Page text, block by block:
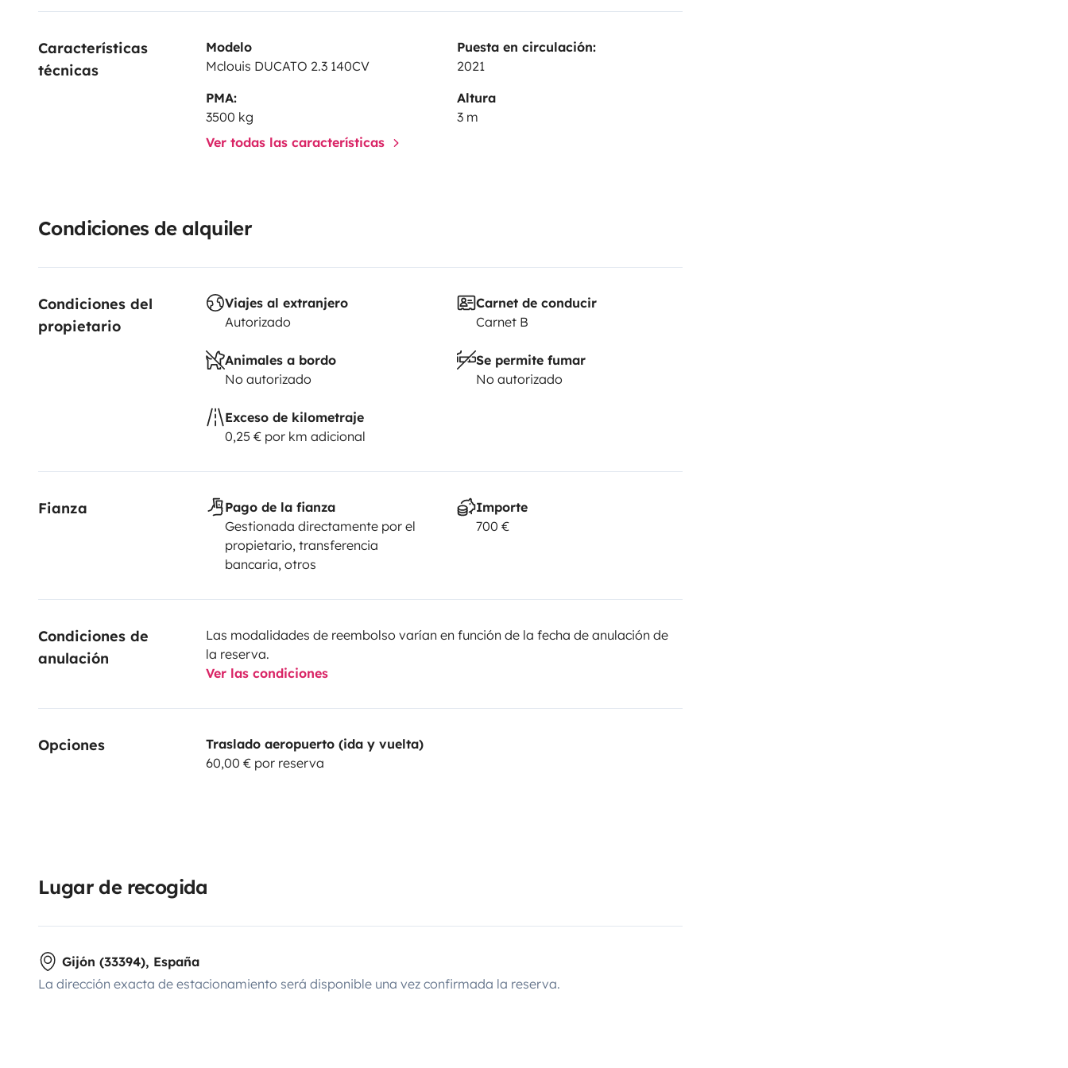
reclinable..........................................................10 €
Mesa plegable de camping con 4
taburetes.............................15 €Alfombra suelo tipo césped artificial 5x2 m.
Silla autoplay....................................................................................... 20 €
elevador
niñ@..................................................................................... 10 €
alimentaria antes de la salida.................... 10 €
Características
técnicas
Modelo
Mclouis DUCATO 2.3 140CV
Puesta en circulación:
2021
PMA:
3500 kg
Altura
3 m
Ver todas las características
Condiciones de alquiler
Condiciones del
propietario
Viajes al extranjero
Autorizado
Carnet de conducir
Carnet B
Animales a bordo
No autorizado
Se permite fumar
No autorizado
Exceso de kilometraje
0,25 € por km adicional
Fianza
Pago de la fianza
Gestionada directamente por el
propietario, transferencia
bancaria, otros
Importe
700 €
Condiciones de
anulación
Las modalidades de reembolso varían en función de la fecha de anulación de
la reserva.
Ver las condiciones
Opciones
Traslado aeropuerto (ida y vuelta)
60,00 € por reserva
Lugar de recogida
Gijón (33394), España
La dirección exacta de estacionamiento será disponible una vez confirmada la reserva.